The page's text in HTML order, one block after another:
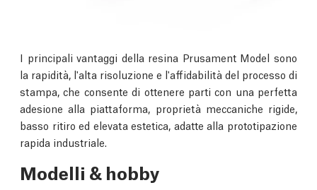
I principali vantaggi della resina Prusament Model sono
la rapidità, l'alta risoluzione e l'affidabilità del processo di
stampa, che consente di ottenere parti con una perfetta
adesione alla piattaforma, proprietà meccaniche rigide,
basso ritiro ed elevata estetica, adatte alla prototipazione
rapida industriale.
Modelli & hobby